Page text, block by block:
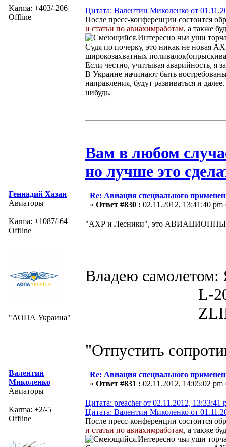
Karma: +403/-206
Offline
Цитата: Валентин Миколенко от
После пресс-конференции состоится
и статьи по авиахимработам, а также
.Интересно чьи уши
Судя по почерку, это никак не новая
широкозахватных
Если честно, учитывая аварийность, я
В Украине начинают быть
направления, будут развиваться и
нибудь.
Вам в любом
но лучше это
Геннадий Хазан
Авиаторы
Karma: +1087/-64
Offline
"АОПА Украина"
Re: Авиация специального
« Ответ #830 : 02.11.2012, 13:41:40 pm
"АХР и Лесники", это АВИАЦИОННЫЕ
Владею
L-200D
ZLIN 526
"Отпустить
Валентин
Миколенко
Авиаторы
Karma: +2/-5
Offline
Re: Авиация специального
« Ответ #831 : 02.11.2012, 14:05:02 pm
Цитата: preacher от 02.11.2012, 13:33:41
Цитата: Валентин Миколенко от
После пресс-конференции состоится
и статьи по авиахимработам, а также
.Интересно чьи уши